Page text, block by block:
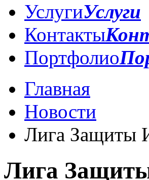
УслугиУслуги
Контакты
Портфолио
Главная
Новости
Лига Защиты
Лига